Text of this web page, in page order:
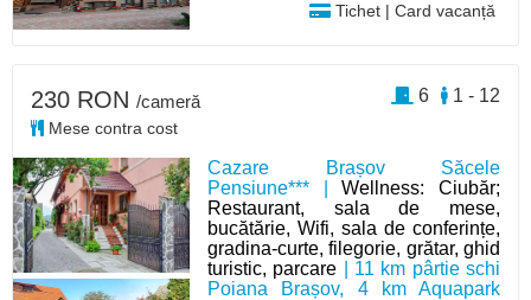
Tichet | Card vacanță
Cazare Brașov Săcele
Pensiune*** |Wellness: Ciubăr;
Restaurant, sala de mese,
bucătărie, Wifi, sala de conferințe,
gradina-curte, filegorie, grătar, ghid
turistic, parcare | 11 km pârtie schi
Poiana Brașov, 4 km Aquapark
230 RON /cameră
Mese contra cost
1 - 12
6